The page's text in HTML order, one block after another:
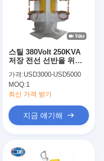
스틸 380Volt 250KVA
저장 전선 선반을 위한
가격:USD3000-USD5000
MOQ:1
최신 가격 받기
지금 얘기해